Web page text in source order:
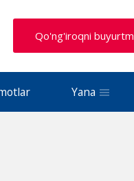
Qo'ng'iroqni
Yana